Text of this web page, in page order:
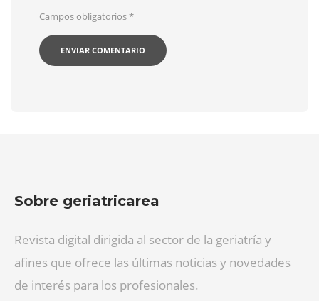
Campos obligatorios*
Sobre geriatricarea
Revista digital dirigida al sector de la geriatría y
afines que ofrece las últimas noticias y novedades
de interés para los profesionales.